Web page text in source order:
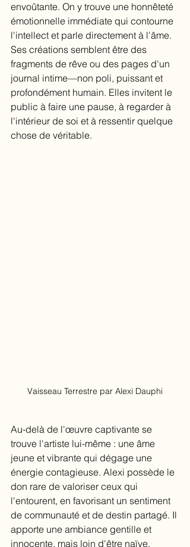
envoûtante. On y trouve une honnêteté
émotionnelle immédiate qui contourne
l'intellect et parle directement à l'âme.
Ses créations semblent être des
fragments de rêve ou des pages d'un
journal intime—non poli, puissant et
profondément humain. Elles invitent le
public à faire une pause, à regarder à
l'intérieur de soi et à ressentir quelque
chose de véritable.
Vaisseau Terrestre par Alexi Dauphi
Au-delà de l'œuvre captivante se
trouve l'artiste lui-même : une âme
jeune et vibrante qui dégage une
énergie contagieuse. Alexi possède le
don rare de valoriser ceux qui
l'entourent, en favorisant un sentiment
de communauté et de destin partagé. Il
apporte une ambiance gentille et
innocente, mais loin d'être naïve,